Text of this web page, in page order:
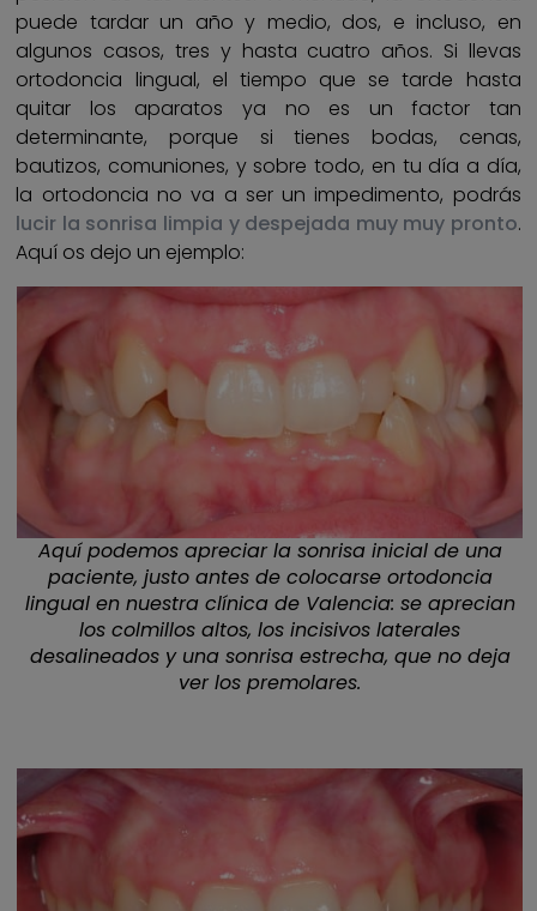
puede tardar un año y medio, dos, e incluso, en
algunos casos, tres y hasta cuatro años. Si llevas
ortodoncia lingual, el tiempo que se tarde hasta
quitar los aparatos ya no es un factor tan
determinante, porque si tienes bodas, cenas,
bautizos, comuniones, y sobre todo, en tu día a día,
la ortodoncia no va a ser un impedimento, podrás
lucir la sonrisa limpia y despejada muy muy pronto.
Aquí os dejo un ejemplo:
Aquí podemos apreciar la sonrisa inicial de una
paciente, justo antes de colocarse ortodoncia
lingual en nuestra clínica de Valencia: se aprecian
los colmillos altos, los incisivos laterales
desalineados y una sonrisa estrecha, que no deja
ver los premolares.